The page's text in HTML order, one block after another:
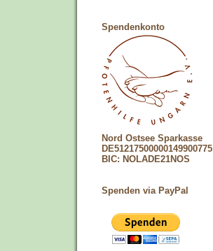
Spendenkonto
Nord Ostsee Sparkasse
DE51217500000149900775
BIC: NOLADE21NOS
Spenden via PayPal